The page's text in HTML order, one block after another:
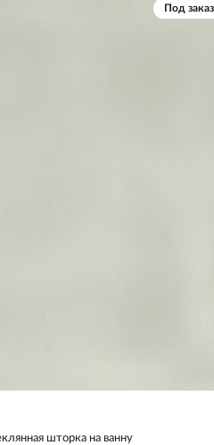
Под заказ
шторка на ванну